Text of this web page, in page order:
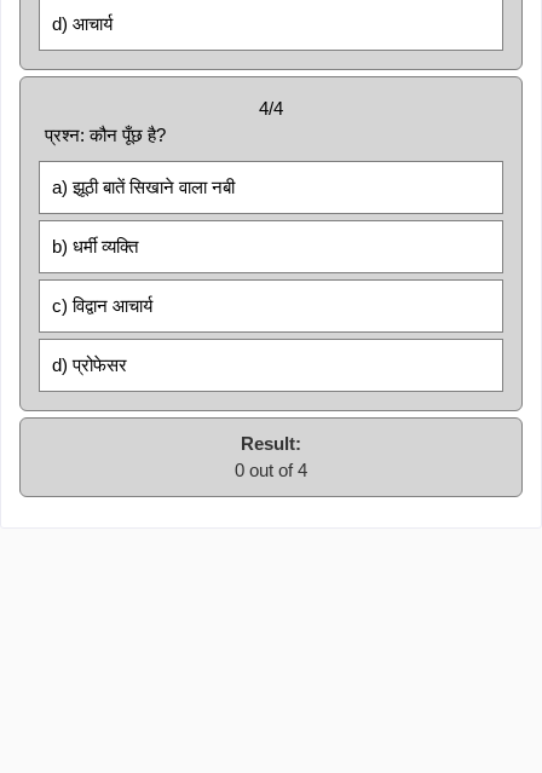
d) आचार्य
4/4
प्रश्न: कौन पूँछ है?
a) झूठी बातें सिखाने वाला नबी
b) धर्मी व्यक्ति
c) विद्वान आचार्य
d) प्रोफेसर
Result:
0 out of 4